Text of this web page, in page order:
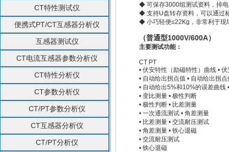
CT特性测试仪
便携式PT/CT互感器分析仪
互感器测试仪
CT电流互感器参数分析仪
CT特性分析仪
CT参数分析仪
CT/PT参数分析仪
CT互感器分析仪
CT/PT分析仪
◆ 可保存3000组测试资料，掉
◆ 支持U盘转存资料，可以通过
◆ 小巧轻便≤22Kg，非常利于现
（普通型1000V/600A）
主要测试功能：
CT PT
• 伏安特性（励磁特性）曲线 •
• 自动给出拐点值 • 自动给出拐
• 自动给出5%和10%的误差曲线
• 变比测量 • 极性判断
• 极性判断 • 比差测量
• 一次通流测试 • 角差测量
• 比差测量 • 交流耐压测试
• 角差测量 • 铁心退磁
• 交流耐压测试
• 铁心退磁